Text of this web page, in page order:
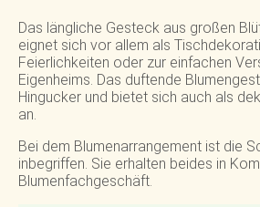
Das längliche Gesteck aus großen
eignet sich vor allem als
Feierlichkeiten oder zur einfachen
Eigenheims. Das duftende
Hingucker und bietet sich auch als
an.
Bei dem Blumenarrangement ist die
inbegriffen. Sie erhalten beides in
Blumenfachgeschäft.